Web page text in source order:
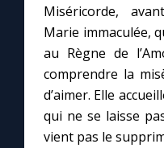
Miséricorde,
Marie immaculée,
au Règne de
comprendre la
d’aimer. Elle
qui ne se laisse
vient pas le